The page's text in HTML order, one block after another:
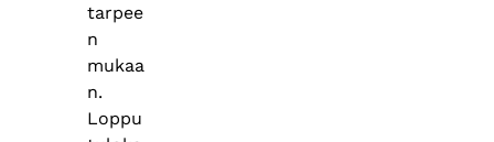
tarpee
n
mukaa
n.
Loppu